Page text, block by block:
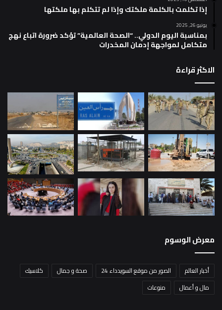
إذا تكلمت بالكلمة ملكتك وإذا لم تتكلم بها ملكتها
يونيو 26, 2025
بمناسبة اليوم الدولي.. “الصحة العالمية” تؤكد ضرورة اتباع نهج
متكامل لمواجهة إدمان المخدرات
الاكثر قراءة
معرض الوسوم
أخبار العالم الصور من موقع السويدداء 24 صحة و جمال
كلاسيك
مال و أعمال
منوعات